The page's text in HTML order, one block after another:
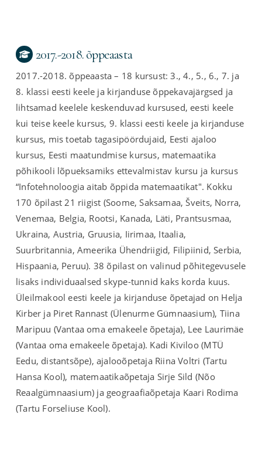
2017.-2018. õppeaasta
2017.-2018. õppeaasta – 18 kursust: 3., 4., 5., 6., 7. ja
8. klassi eesti keele ja kirjanduse õppekavajärgsed ja
lihtsamad keelele keskenduvad kursused, eesti keele
kui teise keele kursus, 9. klassi eesti keele ja kirjanduse
kursus, mis toetab tagasipöördujaid, Eesti ajaloo
kursus, Eesti maatundmise kursus, matemaatika
põhikooli lõpueksamiks ettevalmistav kursu ja kursus
“Infotehnoloogia aitab õppida matemaatikat". Kokku
170 õpilast 21 riigist (Soome, Saksamaa, Šveits, Norra,
Venemaa, Belgia, Rootsi, Kanada, Läti, Prantsusmaa,
Ukraina, Austria, Gruusia, Iirimaa, Itaalia,
Suurbritannia, Ameerika Ühendriigid, Filipiinid, Serbia,
Hispaania, Peruu). 38 õpilast on valinud põhitegevusele
lisaks individuaalsed skype-tunnid kaks korda kuus.
Üleilmakool eesti keele ja kirjanduse õpetajad on Helja
Kirber ja Piret Rannast (Ülenurme Gümnaasium), Tiina
Maripuu (Vantaa oma emakeele õpetaja), Lee Laurimäe
(Vantaa oma emakeele õpetaja). Kadi Kiviloo (MTÜ
Eedu, distantsõpe), ajalooõpetaja Riina Voltri (Tartu
Hansa Kool), matemaatikaõpetaja Sirje Sild (Nõo
Reaalgümnaasium) ja geograafiaõpetaja Kaari Rodima
(Tartu Forseliuse Kool).